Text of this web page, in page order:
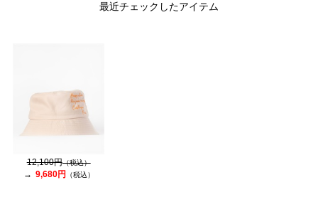
最近チェックしたアイテム
12,100円（税込）
9,680円 （税込）